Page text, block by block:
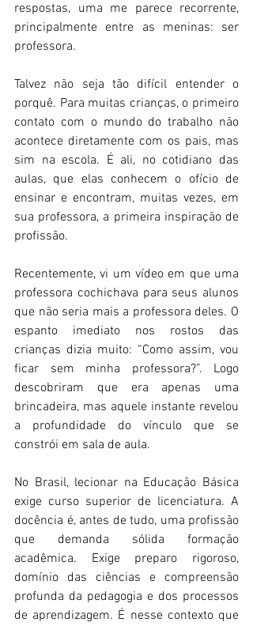
respostas, uma me parece recorrente,
principalmente entre as meninas: ser
professora.
Talvez não seja tão difícil entender o
porquê. Para muitas crianças, o primeiro
contato com o mundo do trabalho não
acontece diretamente com os pais, mas
sim na escola. É ali, no cotidiano das
aulas, que elas conhecem o ofício de
ensinar e encontram, muitas vezes, em
sua professora, a primeira inspiração de
profissão.
Recentemente, vi um vídeo em que uma
professora cochichava para seus alunos
que não seria mais a professora deles. O
espanto imediato nos rostos das
crianças dizia muito: “Como assim, vou
ficar sem minha professora?”. Logo
descobriram que era apenas uma
brincadeira, mas aquele instante revelou
a profundidade do vínculo que se
constrói em sala de aula.
No Brasil, lecionar na Educação Básica
exige curso superior de licenciatura. A
docência é, antes de tudo, uma profissão
que demanda sólida formação
acadêmica. Exige preparo rigoroso,
domínio das ciências e compreensão
profunda da pedagogia e dos processos
de aprendizagem. É nesse contexto que